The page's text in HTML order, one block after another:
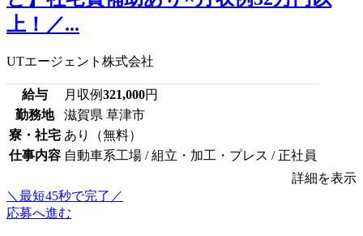
上！／...
UTエージェント株式会社
給与 月収例321,000円
勤務地
滋賀県 草津市
寮・社宅 あり（無料）
仕事内容 自動車系工場 / 組立・加工・プレス / 正社員
詳細を表示
＼最短45秒で完了／
応募へ進む